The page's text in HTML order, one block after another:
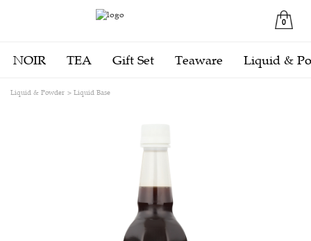
0
NOIR TEA Gift Set Teaware Liquid &
Liquid & Powder Liquid Base